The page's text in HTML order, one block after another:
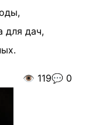
для дач,
👁️ 119💬 0